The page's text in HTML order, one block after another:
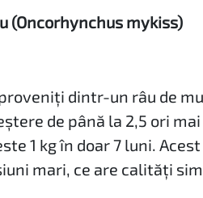
(Oncorhynchus mykiss)
dintr-un râu de
de până la 2,5 ori
1 kg în doar 7 luni.
mari, ce are calități